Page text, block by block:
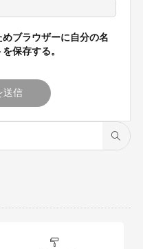
ブラウザーに自分の名
保存する。